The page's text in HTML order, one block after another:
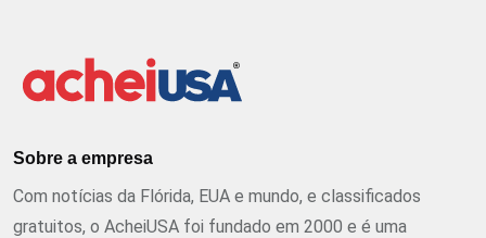
Sobre a empresa
Com notícias da Flórida, EUA e mundo, e classificados
gratuitos, o AcheiUSA foi fundado em 2000 e é uma